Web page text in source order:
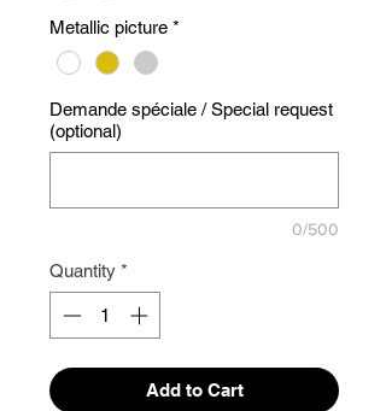
Metallic picture *
Demande spéciale / Special request
(optional)
0/500
Quantity *
Add to Cart